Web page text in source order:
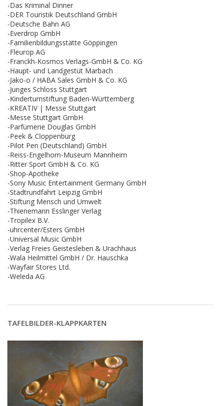
-Das Kriminal Dinner
-DER Touristik Deutschland GmbH
-Deutsche Bahn AG
-Everdrop GmbH
-Familienbildungsstätte Göppingen
-Fleurop AG
-Franckh-Kosmos Verlags-GmbH & Co. KG
-Haupt- und Landgestüt Marbach
-Jako-o / HABA Sales GmbH & Co. KG
-Junges Schloss Stuttgart
-Kinderturnstiftung Baden-Württemberg
-KREATIV | Messe Stuttgart
-Messe Stuttgart GmbH
-Parfümerie Douglas GmbH
-Peek & Cloppenburg
-Pilot Pen (Deutschland) GmbH
-Reiss-Engelhorn-Museum Mannheim
-Ritter Sport GmbH & Co. KG
-Shop-Apotheke
-Sony Music Entertainment Germany GmbH
-Stadtrundfahrt Leipzig GmbH
-Stiftung Mensch und Umwelt
-Thienemann Esslinger Verlag
-Tropilex B.V.
-uhrcenter/Esters GmbH
-Universal Music GmbH
-Verlag Freies Geistesleben & Urachhaus
-Wala Heilmittel GmbH / Dr. Hauschka
-Wayfair Stores Ltd.
-Weleda AG
TAFELBILDER-KLAPPKARTEN